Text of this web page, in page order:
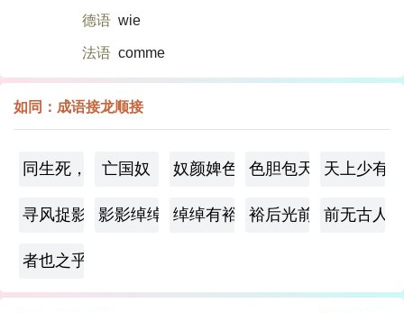
德语 wie
法语 comme
如同：成语接龙顺接
同生死，共存亡
亡国奴 奴颜婢色 色胆包天 天上少有
寻风捉影 影影绰绰 绰绰有裕 裕后光前 前无古人
者也之乎